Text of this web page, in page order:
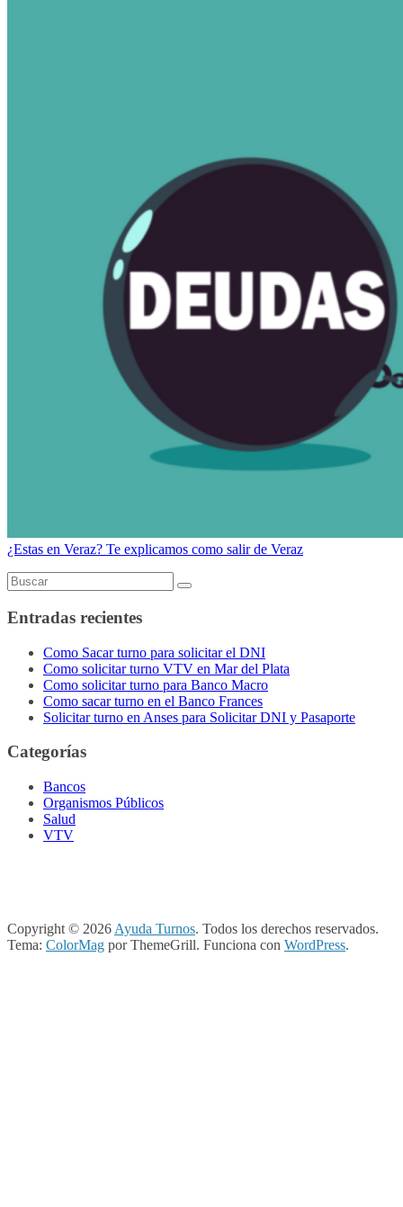
¿Estas en Veraz? Te explicamos como salir de Veraz
Entradas recientes
Como Sacar turno para solicitar el DNI
Como solicitar turno VTV en Mar del Plata
Como solicitar turno para Banco Macro
Como sacar turno en el Banco Frances
Solicitar turno en Anses para Solicitar DNI y Pasaporte
Categorías
Bancos
Organismos Públicos
Salud
VTV
Copyright © 2026 Ayuda Turnos. Todos los derechos reservados.
Tema: ColorMag por ThemeGrill. Funciona con WordPress.